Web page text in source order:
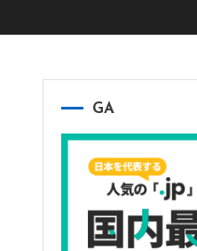
GA